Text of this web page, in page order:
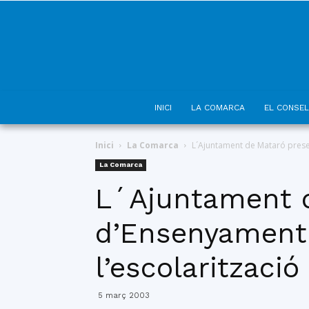
INICI LA COMARCA EL
Inici La Comarca L´Ajuntament de Mataró
La Comarca
L´Ajuntament
l’escolarització
5 març 2003